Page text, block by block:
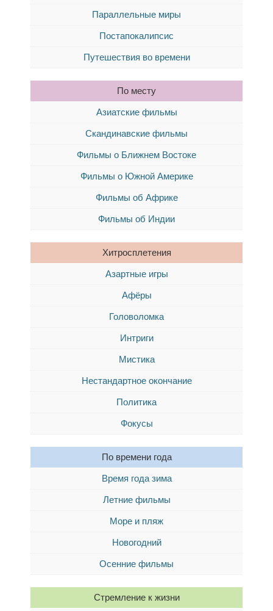
Параллельные миры
Постапокалипсис
Путешествия во времени
По месту
Азиатские фильмы
Скандинавские фильмы
Фильмы о Ближнем Востоке
Фильмы о Южной Америке
Фильмы об Африке
Фильмы об Индии
Хитросплетения
Азартные игры
Афёры
Головоломка
Интриги
Мистика
Нестандартное окончание
Политика
Фокусы
По времени года
Время года зима
Летние фильмы
Море и пляж
Новогодний
Осенние фильмы
Стремление к жизни